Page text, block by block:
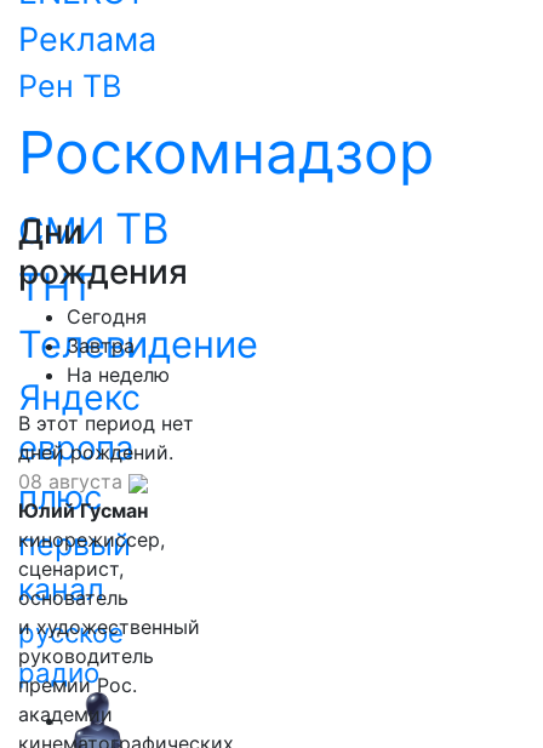
Реклама
Рен ТВ
Роскомнадзор
СМИ ТВ
ТНТ
Телевидение
Яндекс
европа
плюс
первый
канал
русское
радио
Дни
рождения
Сегодня
Завтра
На неделю
В этот период нет
дней рождений.
08 августа
Юлий Гусман
кинорежиссер,
сценарист,
основатель
и художественный
руководитель
премии Рос.
академии
кинематографических